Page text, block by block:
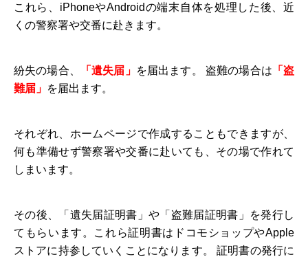
これら、iPhoneやAndroidの端末自体を処理した後、近
くの警察署や交番に赴きます。
紛失の場合、 「遺失届」 を届出ます。 盗難の場合は 「盗
難届」 を届出ます。
それぞれ、ホームページで作成することもできますが、
何も準備せず警察署や交番に赴いても、その場で作れて
しまいます。
その後、「遺失届証明書」や「盗難届証明書」を発行し
てもらいます。これら証明書はドコモショップやApple
ストアに持参していくことになります。 証明書の発行に